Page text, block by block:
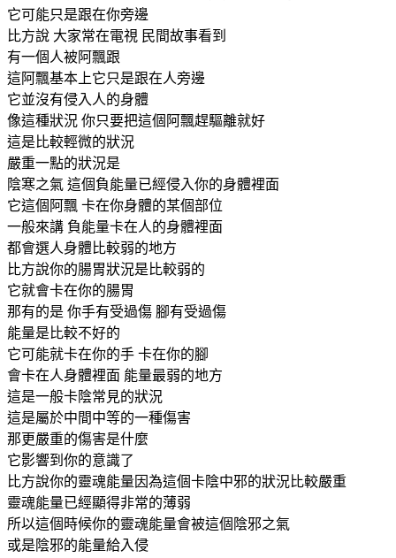
它可能只是跟在你旁邊
比方說 大家常在電視 民間故事看到
有一個人被阿飄跟
這阿飄基本上它只是跟在人旁邊
它並沒有侵入人的身體
像這種狀況 你只要把這個阿飄趕驅離就好
這是比較輕微的狀況
嚴重一點的狀況是
陰寒之氣 這個負能量已經侵入你的身體裡面
它這個阿飄 卡在你身體的某個部位
一般來講 負能量卡在人的身體裡面
都會選人身體比較弱的地方
比方說你的腸胃狀況是比較弱的
它就會卡在你的腸胃
那有的是 你手有受過傷 腳有受過傷
能量是比較不好的
它可能就卡在你的手 卡在你的腳
會卡在人身體裡面 能量最弱的地方
這是一般卡陰常見的狀況
這是屬於中間中等的一種傷害
那更嚴重的傷害是什麼
它影響到你的意識了
比方說你的靈魂能量因為這個卡陰中邪的狀況比較嚴重
靈魂能量已經顯得非常的薄弱
所以這個時候你的靈魂能量會被這個陰邪之氣
或是陰邪的能量給入侵